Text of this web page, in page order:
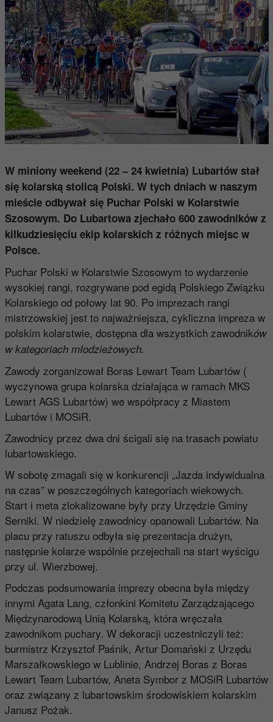
W miniony weekend (22 – 24 kwietnia) Lubartów stał
się kolarską stolicą Polski. W tych dniach w naszym
mieście odbywał się Puchar Polski w Kolarstwie
Szosowym. Do Lubartowa zjechało 600 zawodników z
kilkudziesięciu ekip kolarskich z różnych miejsc w
Polsce.
Puchar Polski w Kolarstwie Szosowym to wydarzenie
wysokiej rangi, rozgrywane pod egidą Polskiego Związku
Kolarskiego od połowy lat 90. Po imprezach rangi
mistrzowskiej jest to najważniejsza, cykliczna impreza w
polskim kolarstwie, dostępna dla wszystkich zawodników
w kategoriach młodzieżowych.
Zawody zorganizował Boras Lewart Team Lubartów (
wyczynowa grupa kolarska działająca w ramach MKS
Lewart AGS Lubartów) we współpracy z Miastem
Lubartów i MOSiR.
Zawodnicy przez dwa dni ścigali się na trasach powiatu
lubartowskiego.
W sobotę zmagali się w konkurencji „Jazda indywidualna
na czas” w poszczególnych kategoriach wiekowych.
Start i meta zlokalizowane były przy Urzędzie Gminy
Serniki. W niedzielę zawodnicy opanowali Lubartów. Na
placu przy ratuszu odbyła się prezentacja drużyn,
następnie kolarze wspólnie przejechali na start wyścigu
przy ul. Wierzbowej.
Podczas podsumowania imprezy obecna była między
innymi Agata Lang, członkini Komitetu Zarządzającego
Międzynarodową Unią Kolarską, która wręczała
zawodnikom puchary. W dekoracji uczestniczyli też:
burmistrz Krzysztof Paśnik, Artur Domański z Urzędu
Marszałkowskiego w Lublinie, Andrzej Boras z Boras
Lewart Team Lubartów, Aneta Symbor z MOSiR Lubartów
oraz związany z lubartowskim środowiskiem kolarskim
Janusz Pożak.